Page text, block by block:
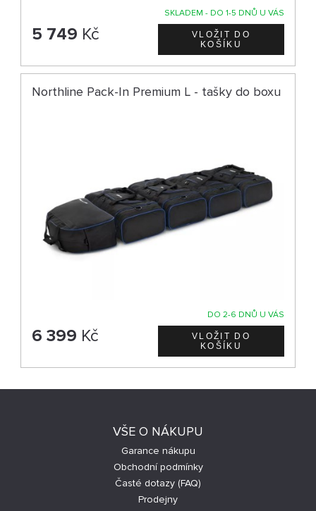
SKLADEM - DO 1-5 DNŮ U VÁS
5 749 Kč
Northline Pack-In Premium L - tašky do boxu
DO 2-6 DNŮ U VÁS
6 399 Kč
VŠE O NÁKUPU
Garance nákupu
Obchodní podmínky
Časté dotazy (FAQ)
Prodejny